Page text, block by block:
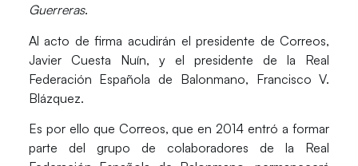
Guerreras.
Al acto de firma acudirán el presidente de Correos,
Javier Cuesta Nuín, y el presidente de la Real
Federación Española de Balonmano, Francisco V.
Blázquez.
Es por ello que Correos, que en 2014 entró a formar
parte del grupo de colaboradores de la Real